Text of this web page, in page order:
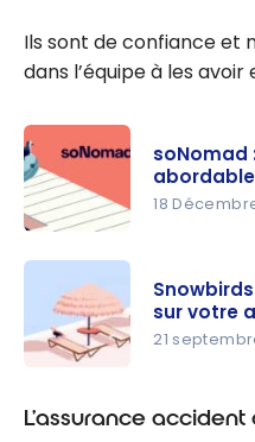
Ils sont de confiance et
dans l’équipe à les
assurance
voyage
abordable
soNomad
18
comment
sur votre
21
L’assurance